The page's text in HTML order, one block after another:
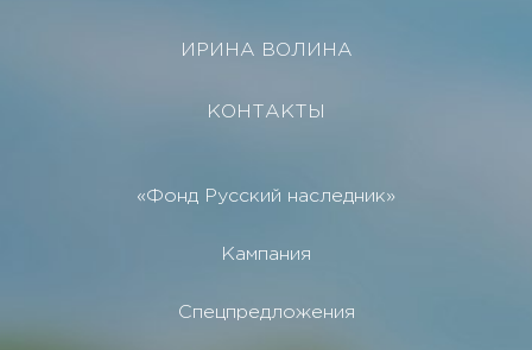
ИРИНА ВОЛИНА
КОНТАКТЫ
«Фонд Русский наследник»
Кампания
Спецпредложения